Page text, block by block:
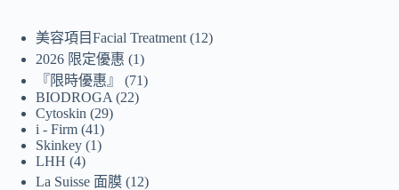
美容項目Facial Treatment 12
2026 限定優惠
1
『限時優惠』
71
BIODROGA
22
Cytoskin
29
i - Firm 41
Skinkey 1
LHH 4
La Suisse 面膜 12